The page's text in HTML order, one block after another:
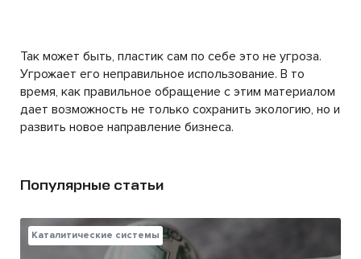
Так может быть, пластик сам по себе это не угроза.
Угрожает его неправильное использование. В то
время, как правильное обращение с этим материалом
дает возможность не только сохранить экологию, но и
развить новое направление бизнеса.
Популярные статьи
Каталитические системы